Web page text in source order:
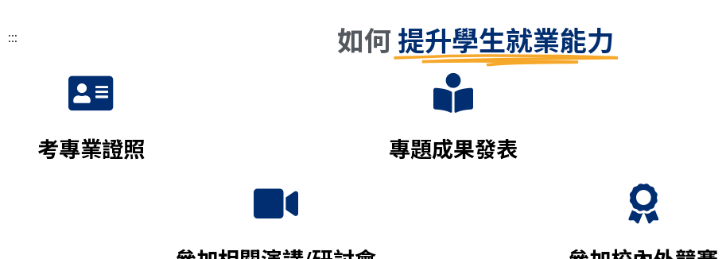
::: 如何 提升學生就業能力
考專業證照 專題成果發表